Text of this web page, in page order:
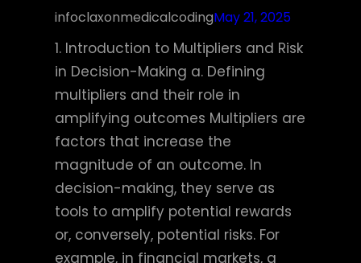
infoclaxonmedicalcodingMay 21, 2025
1. Introduction to Multipliers and Risk
in Decision-Making a. Defining
multipliers and their role in
amplifying outcomes Multipliers are
factors that increase the
magnitude of an outcome. In
decision-making, they serve as
tools to amplify potential rewards
or, conversely, potential risks. For
example, in financial markets, a